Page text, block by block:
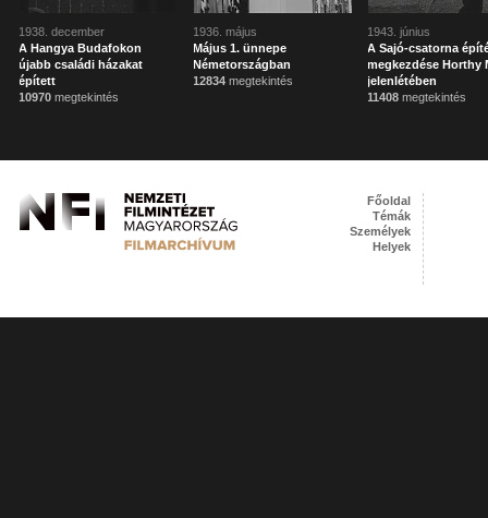
1938. december
A Hangya Budafokon
újabb családi házakat
épített
10970 megtekintés
1936. május
Május 1. ünnepe
Németországban
12834 megtekintés
1943. június
A Sajó-csatorna
megkezdése Horthy
jelenlétében
11408 megtekintés
Főoldal
Témák
Személyek
Helyek